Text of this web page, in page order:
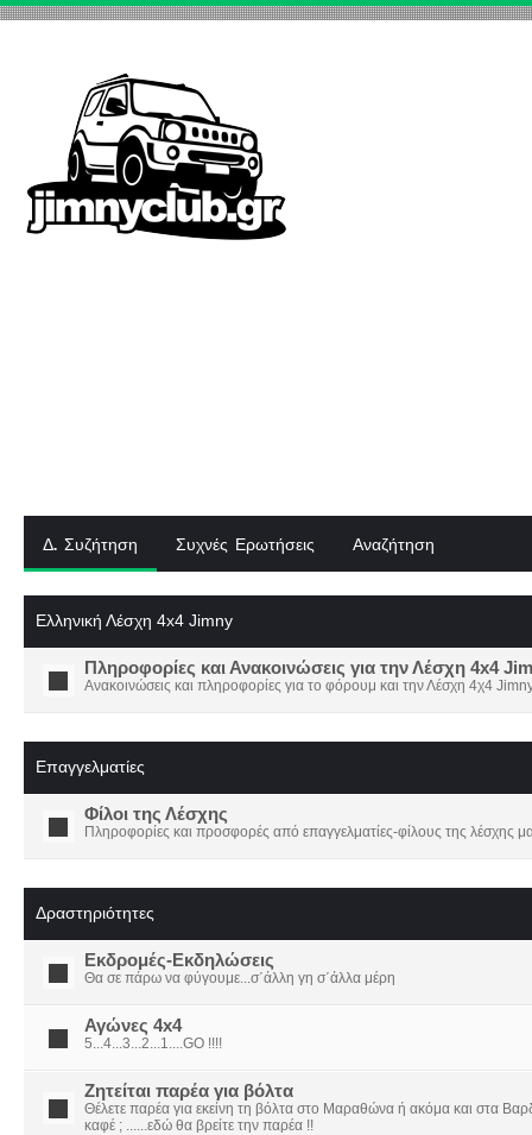
Δ. Συζήτηση Συχνές Ερωτήσεις Αναζήτηση
Ελληνική Λέσχη 4x4 Jimny
Πληροφορίες και Ανακοινώσεις για την Λέσχη 4x4
Ανακοινώσεις και πληροφορίες για το φόρουμ και την Λέσχη 4χ4
Επαγγελματίες
Φίλοι της Λέσχης
Πληροφορίες και προσφορές από επαγγελματίες-φίλους της λέσχης
Δραστηριότητες
Εκδρομές-Εκδηλώσεις
Θα σε πάρω να φύγουμε...σ΄άλλη γη σ΄άλλα μέρη
Αγώνες 4x4
5...4...3...2...1....GO !!!!
Ζητείται παρέα για βόλτα
Θέλετε παρέα για εκείνη τη βόλτα στο Μαραθώνα ή ακόμα και στα
καφέ ; ......εδώ θα βρείτε την παρέα !!